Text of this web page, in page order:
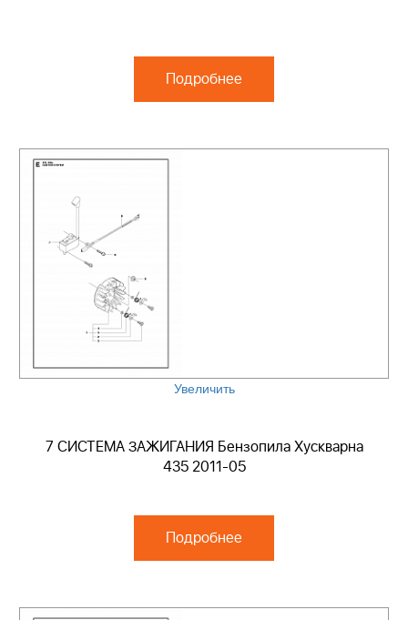
Подробнее
Увеличить
7 СИСТЕМА ЗАЖИГАНИЯ Бензопила Хускварна
435 2011-05
Подробнее